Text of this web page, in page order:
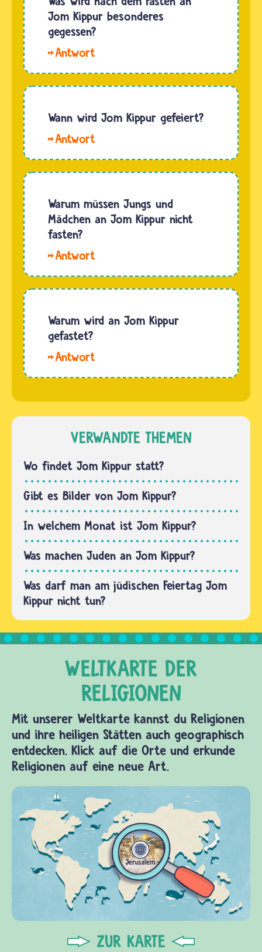
Jom Kippur besonderes
gegessen?
Meist
Fastenbrechen
Kippur im
Familienkreis
begangen.
ist sehr
verschieden
und…
Wann wird Jom Kippur gefeiert?
Jom
findet im
Herbst
statt. Da
jüdische
Kalender
nach
Mond
richtet
und nicht
unser…
Warum müssen Jungs und
Mädchen an Jom Kippur nicht
fasten?
unter 13
Mädchen
unter 12
Jahren
sind nach
jüdischem
erwachsen.
müssen
sie…
Warum wird an Jom Kippur
gefastet?
steht:
„Am
zehnten
siebenten
Monats
(Tischri)
sollt ihr
eine
heilige
Versammlung
halten,
und…
VERWANDTE THEMEN
Wo findet Jom Kippur statt?
Gibt es Bilder von Jom Kippur?
In welchem Monat ist Jom Kippur?
Was machen Juden an Jom Kippur?
Was darf man am jüdischen Feiertag Jom
Kippur nicht tun?
Mit unserer Weltkarte kannst du Religionen
und ihre heiligen Stätten auch geographisch
entdecken. Klick auf die Orte und erkunde
Religionen auf eine neue Art.
ZUR KARTE